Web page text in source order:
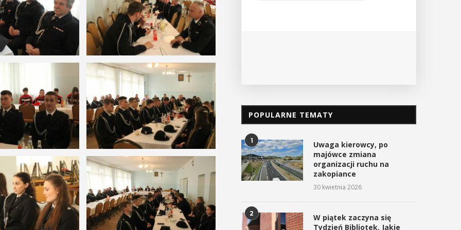
POPULARNE TEMATY
1
Uwaga kierowcy, po
majówce zmiana
organizacji ruchu na
zakopiance
30 kwietnia 2026
2
W piątek zaczyna się
Tydzień Bibliotek. Jakie